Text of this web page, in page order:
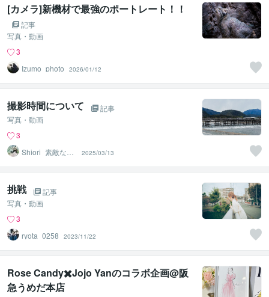
[カメラ]新機材で最強のポートレート！！
記事
写真・動画
3
Izumo_photo
2026/01/12
撮影時間について
記事
写真・動画
3
Shiori_素敵なお
写真お撮りしま
す
2025/03/13
挑戦
記事
写真・動画
3
ryota_0258
2023/11/22
Rose Candy✖️Jojo Yanのコラボ企画@阪
急うめだ本店